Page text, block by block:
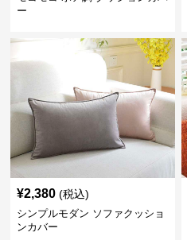
ー
¥2,380 (税込)
シンプルモダン ソファクッショ
ンカバー